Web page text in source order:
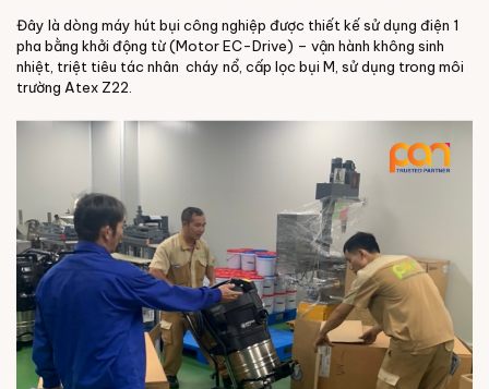
Đây là dòng máy hút bụi công nghiệp được thiết kế sử dụng điện 1
pha bằng khởi động từ (Motor EC-Drive) – vận hành không sinh
nhiệt, triệt tiêu tác nhân cháy nổ, cấp lọc bụi M, sử dụng trong môi
trường Atex Z22.